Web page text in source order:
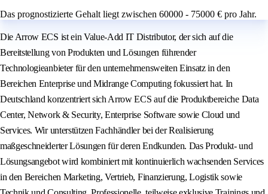
Das prognostizierte Gehalt liegt zwischen 60000 - 75000 € pro Jahr.
Die Arrow ECS ist ein Value-Add IT Distributor, der sich auf die
Bereitstellung von Produkten und Lösungen führender
Technologieanbieter für den unternehmensweiten Einsatz in den
Bereichen Enterprise und Midrange Computing fokussiert hat. In
Deutschland konzentriert sich Arrow ECS auf die Produktbereiche Data
Center, Network & Security, Enterprise Software sowie Cloud und
Services. Wir unterstützen Fachhändler bei der Realisierung
maßgeschneiderter Lösungen für deren Endkunden. Das Produkt- und
Lösungsangebot wird kombiniert mit kontinuierlich wachsenden Services
in den Bereichen Marketing, Vertrieb, Finanzierung, Logistik sowie